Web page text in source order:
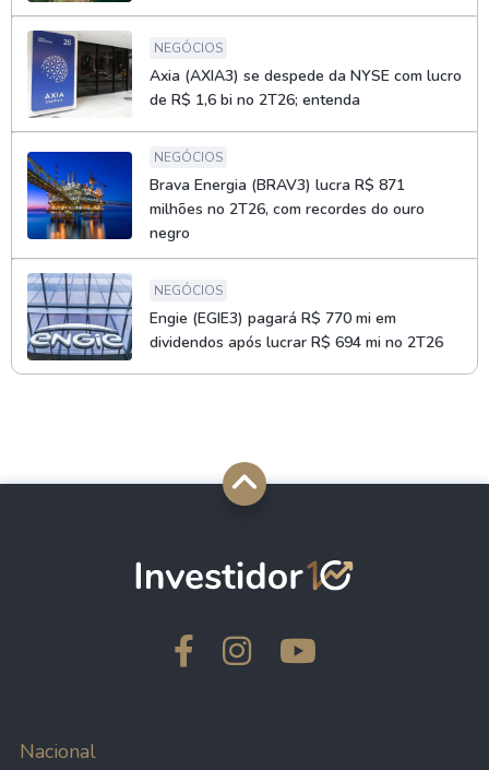
NEGÓCIOS
Axia (AXIA3) se despede da NYSE com lucro
de R$ 1,6 bi no 2T26; entenda
NEGÓCIOS
Brava Energia (BRAV3) lucra R$ 871
milhões no 2T26, com recordes do ouro
negro
NEGÓCIOS
Engie (EGIE3) pagará R$ 770 mi em
dividendos após lucrar R$ 694 mi no 2T26
Nacional